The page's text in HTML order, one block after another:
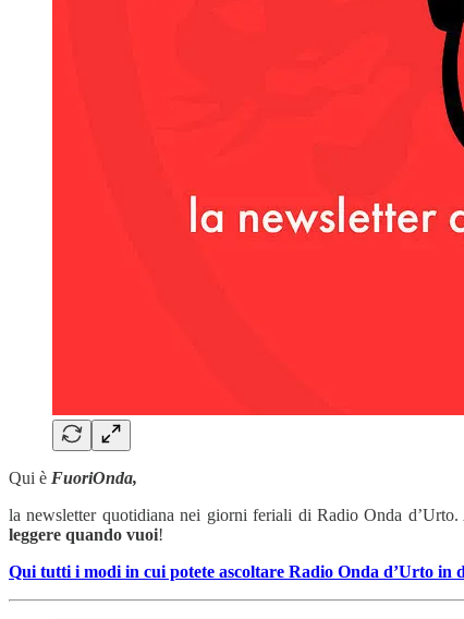
Qui è FuoriOnda,
la newsletter quotidiana nei giorni feriali di Radio Onda
leggere quando vuoi!
Qui tutti i modi in cui potete ascoltare Radio Onda d’Urto in